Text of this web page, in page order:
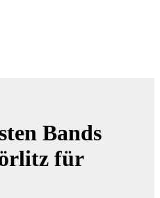
Bands
für